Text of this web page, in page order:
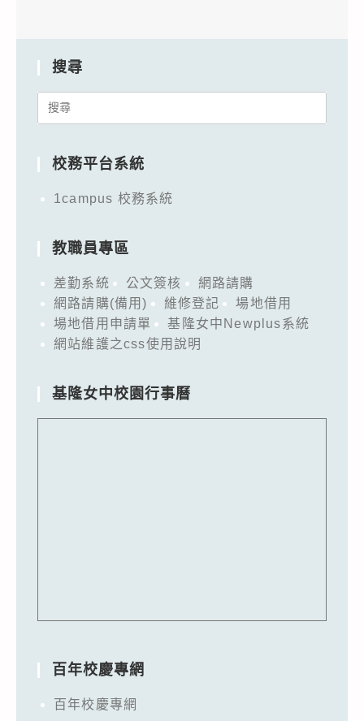
搜尋
Search
校務平台系統
1campus 校務系統
教職員專區
差勤系統 公文簽核
網路請購
網路請購(備用)
維修登記
場地借用
場地借用申請單
基隆女中Newplus系統
網站維護之css使用說明
基隆女中校園行事曆
百年校慶專網
百年校慶專網